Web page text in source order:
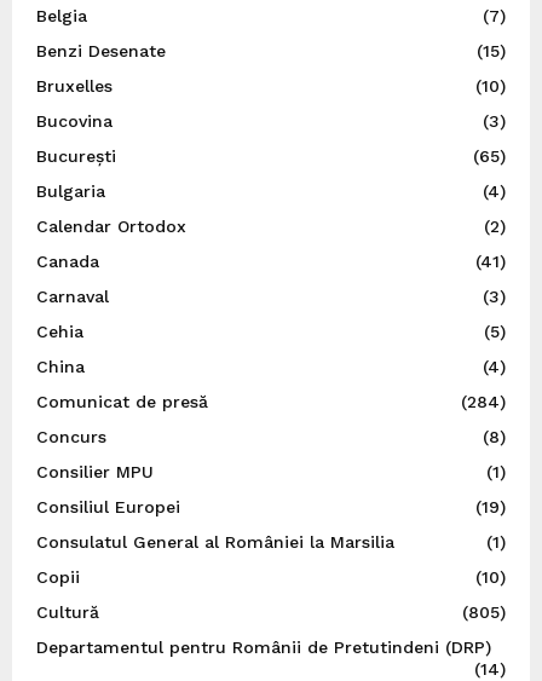
Belgia
(7)
Benzi Desenate
(15)
Bruxelles
(10)
Bucovina
(3)
București
(65)
Bulgaria
(4)
Calendar Ortodox
(2)
Canada
(41)
Carnaval
(3)
Cehia
(5)
China
(4)
Comunicat de presă
(284)
Concurs
(8)
Consilier MPU
(1)
Consiliul Europei
(19)
Consulatul General al României la Marsilia
(1)
Copii
(10)
Cultură
(805)
Departamentul pentru Românii de Pretutindeni (DRP)
(14)